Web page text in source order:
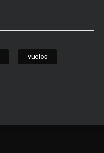
vuelos